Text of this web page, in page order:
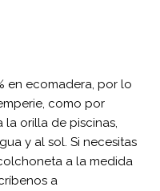
en ecomadera, por lo
como por
orilla de piscinas,
y al sol. Si necesitas
a la medida
a